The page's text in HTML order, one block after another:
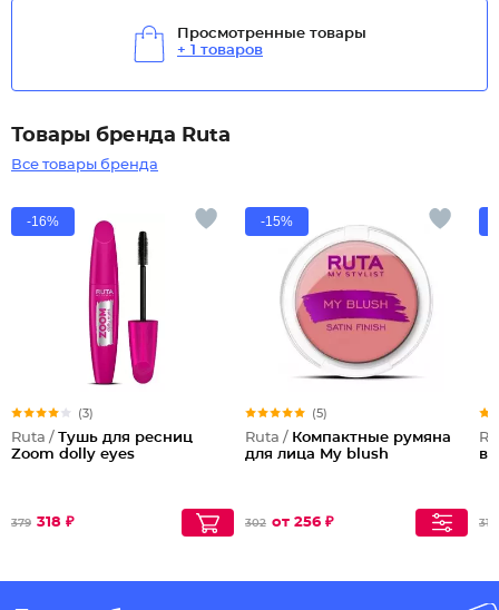
Просмотренные товары
+ 1 товаров
Товары бренда Ruta
Все товары бренда
-16%
(3)
Ruta / Тушь для ресниц
Zoom dolly eyes
379 318 ₽
-15%
(5)
Ruta / Компактные румяна
для лица My blush
302 от 256 ₽ 310